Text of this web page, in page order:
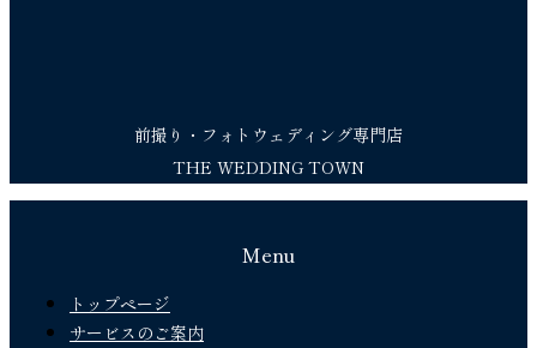
前撮り・フォトウェディング専門店
THE WEDDING TOWN
Menu
トップページ
サービスのご案内